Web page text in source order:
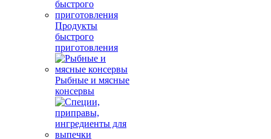
Продукты
быстрого
приготовления
Рыбные и мясные
консервы